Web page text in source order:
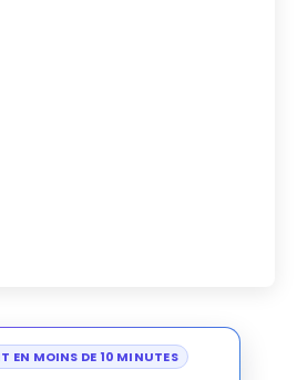
EN MOINS DE 10 MINUTES